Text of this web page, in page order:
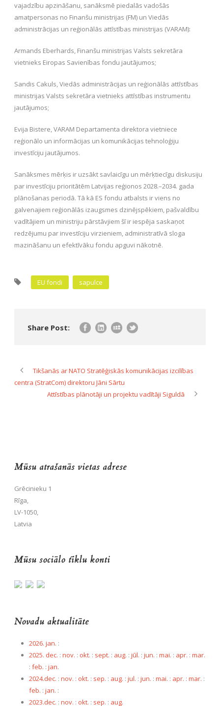
vajadzību apzināšanu, sanāksmē piedalās vadošās
amatpersonas no Finanšu ministrijas (FM) un Viedās
administrācijas un reģionālās attīstības ministrijas (VARAM):
Armands Eberhards, Finanšu ministrijas Valsts sekretāra
vietnieks Eiropas Savienības fondu jautājumos;
Sandis Cakuls, Viedās administrācijas un reģionālās attīstības
ministrijas Valsts sekretāra vietnieks attīstības instrumentu
jautājumos;
Evija Bistere, VARAM Departamenta direktora vietniece
reģionālo un informācijas un komunikācijas tehnoloģiju
investīciju jautājumos.
Sanāksmes mērķis ir uzsākt savlaicīgu un mērķtiecīgu diskusiju
par investīciju prioritātēm Latvijas reģionos 2028.–2034. gada
plānošanas periodā. Tā kā ES fondu atbalsts ir viens no
galvenajiem reģionālās izaugsmes dzinējspēkiem, pašvaldību
vadītājiem un ministriju pārstāvjiem šī ir iespēja saskaņot
redzējumu par investīciju virzieniem, administratīvā sloga
mazināšanu un efektīvāku fondu apguvi nākotnē.
EU fondi sapulce
Share Post:
Tikšanās ar NATO Stratēģiskās komunikācijas izcilības
centra (StratCom) direktoru Jāni Sārtu
Attīstības plānotāji un projektu vadītāji Siguldā
Mūsu atrašanās vietas adrese
Grēcinieku 1
Rīga,
LV-1050,
Latvia
Mūsu sociālo tīklu konti
Novadu aktualitāte
2026. jan. :
2025. dec. : nov. : okt. : sept. : aug. : jūl. : jun. : mai. : apr. : mar.
: feb. : jan.
2024.dec. : nov. : okt. : sep. : aug. : jul. : jun. : mai. : apr. : mar. :
feb. : jan. :
2023.dec. : nov. : okt. : sep. : aug.